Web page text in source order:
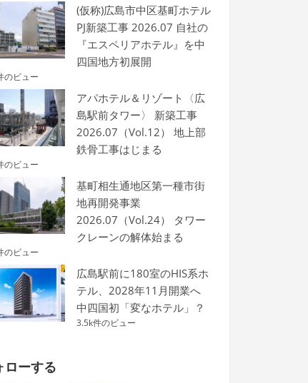
(仮称)広島市中区基町ホテル
PJ新築工事 2026.07 自社の
『エスペリアホテル』を中
四国地方初展開
のビュー
アパホテル＆リゾート〈広
島駅前タワー〉 新築工事
2026.07（Vol.12） 地上部
鉄骨工事はじまる
のビュー
基町相生通地区第一種市街
地再開発事業
2026.07（Vol.24） タワー
クレーンの解体始まる
のビュー
広島駅前に180室のHIS系ホ
テル、2028年11月開業へ
中四国初「変なホテル」？
3.5k件のビュー
ローする